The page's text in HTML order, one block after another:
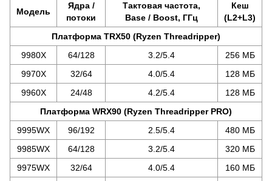
Модель
Ядра /
потоки
Тактовая частота,
Base / Boost, ГГц
Кеш
(L2+L3)
Платформа TRX50 (Ryzen Threadripper)
9980X
64/128 3.2/5.4
256 МБ
9970X
32/64 4.0/5.4
128 МБ
9960X
24/48 4.2/5.4
128 МБ
Платформа WRX90 (Ryzen Threadripper PRO)
9995WX
96/192 2.5/5.4
480 МБ
9985WX
64/128 3.2/5.4
320 МБ
9975WX
32/64 4.0/5.4
160 МБ